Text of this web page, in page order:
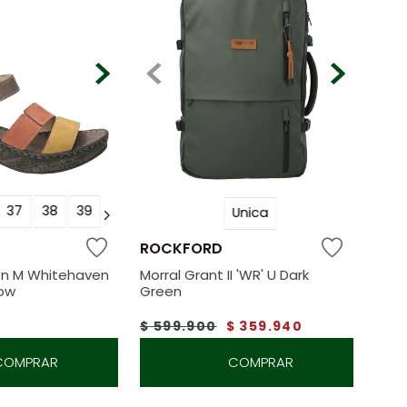
37 38 39
M Whitehaven
Unica
ROCKFORD
Morral Grant II 'WR' U Dark
Green
$ 599.900 $ 359.940
COMPRAR